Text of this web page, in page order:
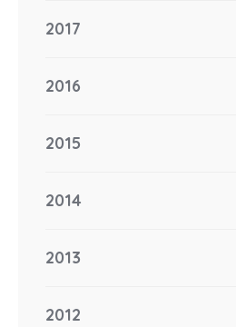
2017
2016
2015
2014
2013
2012